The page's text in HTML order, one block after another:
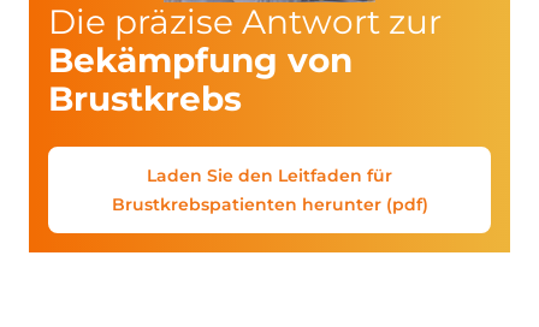
Die präzise Antwort zur
Bekämpfung von
Brustkrebs
Laden Sie den Leitfaden für
Brustkrebspatienten herunter (pdf)